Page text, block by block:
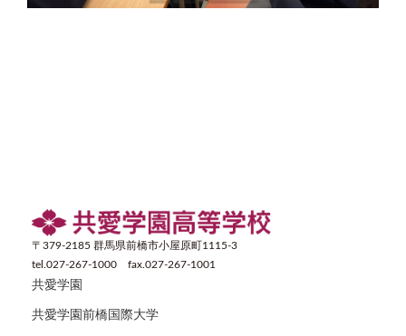
〒379-2185 群馬県前橋市小屋原町1115-3
tel.027-267-1000 fax.027-267-1001
共愛学園
共愛学園前橋国際大学